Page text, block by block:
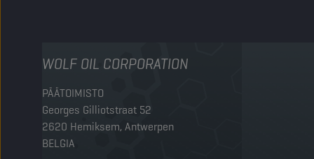
WOLF OIL CORPORATION
PÄÄTOIMISTO
Georges Gilliotstraat 52
2620 Hemiksem, Antwerpen
BELGIA